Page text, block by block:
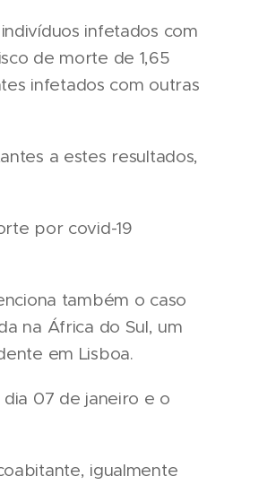
infetados com
de morte de 1,65
infetados com outras
a estes resultados,
por covid-19
também o caso
na África do Sul, um
em Lisboa.
07 de janeiro e o
igualmente